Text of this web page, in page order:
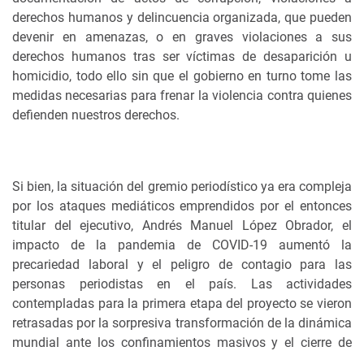
derechos humanos y delincuencia organizada, que pueden
devenir en amenazas, o en graves violaciones a sus
derechos humanos tras ser víctimas de desaparición u
homicidio, todo ello sin que el gobierno en turno tome las
medidas necesarias para frenar la violencia contra quienes
defienden nuestros derechos.
Si bien, la situación del gremio periodístico ya era compleja
por los ataques mediáticos emprendidos por el entonces
titular del ejecutivo, Andrés Manuel López Obrador, el
impacto de la pandemia de COVID-19 aumentó la
precariedad laboral y el peligro de contagio para las
personas periodistas en el país. Las actividades
contempladas para la primera etapa del proyecto se vieron
retrasadas por la sorpresiva transformación de la dinámica
mundial ante los confinamientos masivos y el cierre de